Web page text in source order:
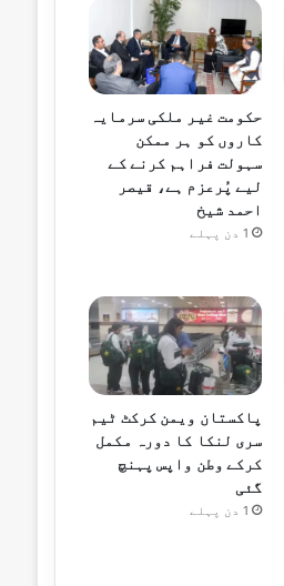
حکومت غیر ملکی سرمایہ
کاروں کو ہر ممکن
سہولت فراہم کرنے کے
لیے پُرعزم ہے، قیصر
احمد شیخ
1 دن پہلے
پاکستان ویمن کرکٹ ٹیم
سری لنکا کا دورہ مکمل
کرکے وطن واپس پہنچ
گئی
1 دن پہلے